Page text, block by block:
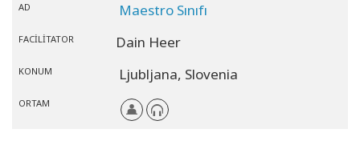
AD Maestro Sınıfı
FACILITATOR Dain Heer
KONUM Ljubljana, Slovenia
ORTAM